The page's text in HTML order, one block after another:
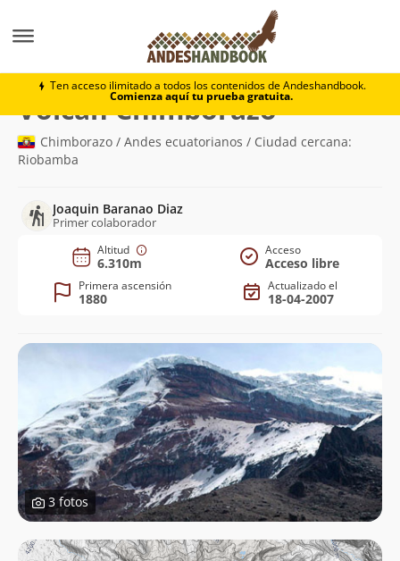
Ten acceso ilimitado a todos los contenidos de Andeshandbook.
Comienza aquí tu prueba gratuita.
Volcán Chimborazo
Volcán Chimborazo(6.310m)
Chimborazo / Andes ecuatorianos / Ciudad cercana:
Riobamba
Joaquin Baranao Diaz
Primer colaborador
Altitud
6.310m
Acceso
Acceso libre
Primera ascensión
1880
Actualizado el
18-04-2007
3 fotos